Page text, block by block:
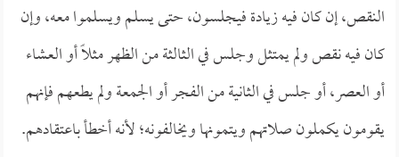
النقص، إن كان فيه زيادة فيجلسون، حتى يسلم ويسلموا معه، وإن
كان فيه نقص ولم يمتثل وجلس في الثالثة من الظهر مثلاً أو العشاء
أو العصر، أو جلس في الثانية من الفجر أو الجمعة ولم يطعهم فإنهم
يقومون يكملون صلاتهم ويتمونها ويخالفونه؛ لأنه أخطأ باعتقادهم.